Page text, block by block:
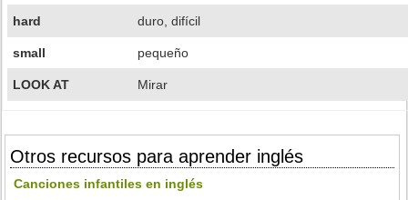
hard duro, difícil
small pequeño
LOOK AT Mirar
Otros recursos para aprender inglés
Canciones infantiles en inglés